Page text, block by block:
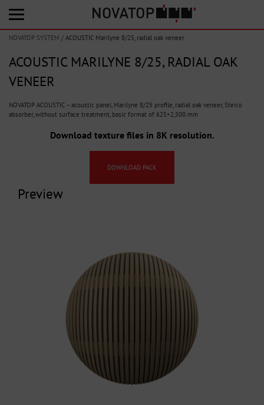
NOVATOP SYSTEM / ACOUSTIC Marilyne 8/25, radial oak veneer
ACOUSTIC MARILYNE 8/25, RADIAL OAK
VENEER
NOVATOP ACOUSTIC – acoustic panel, Marilyne 8/25 profile, radial oak veneer, Steico
absorber, without surface treatment, basic format of 625×2,500 mm
Download texture files in 8K resolution.
DOWNLOAD PACK
Preview